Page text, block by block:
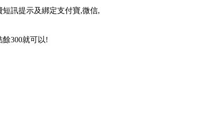
訊提示及綁定支付寶,微信,
300就可以!